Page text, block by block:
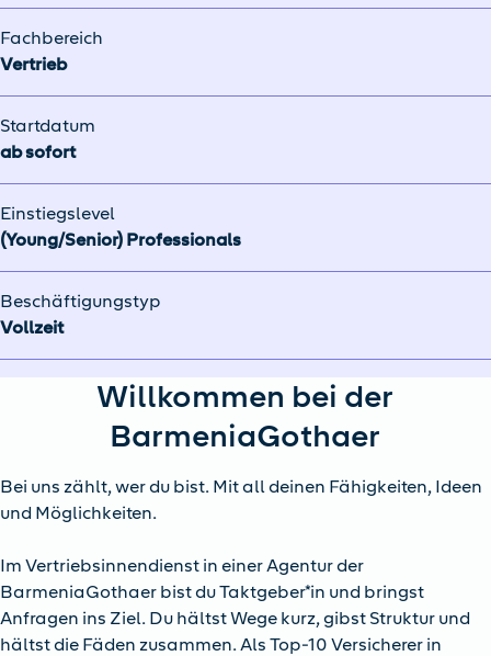
Fachbereich
Vertrieb
Startdatum
ab sofort
Einstiegslevel
(Young/Senior) Professionals
Beschäftigungstyp
Vollzeit
Willkommen bei der
BarmeniaGothaer
Bei uns zählt, wer du bist. Mit all deinen Fähigkeiten, Ideen
und Möglichkeiten.
Im Vertriebsinnendienst in einer Agentur der
BarmeniaGothaer bist du Taktgeber*in und bringst
Anfragen ins Ziel. Du hältst Wege kurz, gibst Struktur und
hältst die Fäden zusammen. Als Top-10 Versicherer in